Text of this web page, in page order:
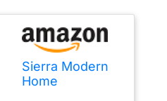
Sierra Modern
Home